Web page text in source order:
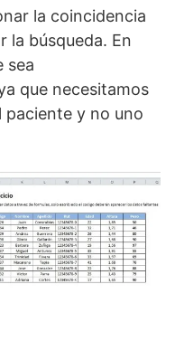
la coincidencia
la búsqueda. En
sea
que necesitamos
y no uno